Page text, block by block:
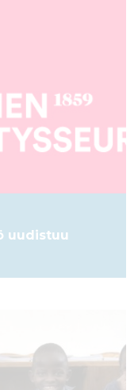
uudistuu